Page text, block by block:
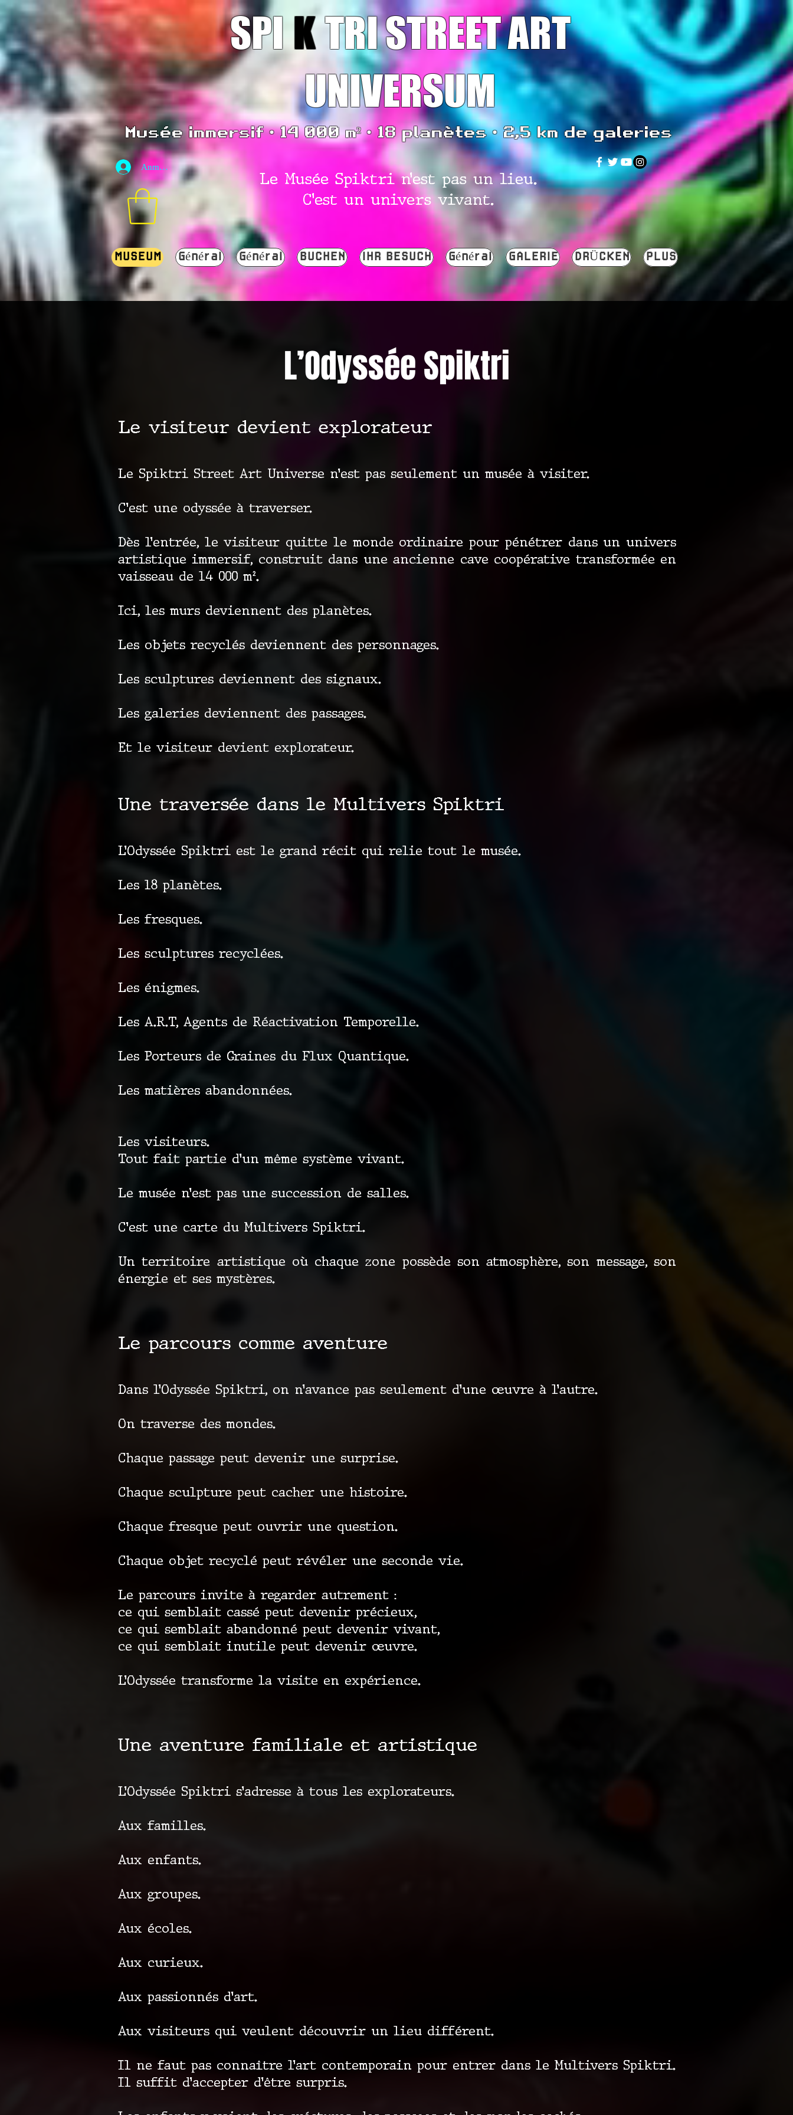
SPI KTRI STREET ART
UNIVERSUM
Musée immersif • 14 000 m² • 18 planètes • 2,5 km de galeries
Anmelden
Le Musée Spiktri n’est pas un lieu.
C’est un univers vivant.
MUSEUM Général Général BUCHEN IHR BESUCH Général GALERIE DRÜCKEN PLUS
L’Odyssée Spiktri
Le visiteur devient explorateur
Le Spiktri Street Art Universe n’est pas seulement un musée à visiter.
C’est une odyssée à traverser.
Dès l’entrée, le visiteur quitte le monde ordinaire pour pénétrer dans un univers
artistique immersif, construit dans une ancienne cave coopérative transformée en
vaisseau de 14 000 m².
Ici, les murs deviennent des planètes.
Les objets recyclés deviennent des personnages.
Les sculptures deviennent des signaux.
Les galeries deviennent des passages.
Et le visiteur devient explorateur.
Une traversée dans le Multivers Spiktri
L’Odyssée Spiktri est le grand récit qui relie tout le musée.
Les 18 planètes.
Les fresques.
Les sculptures recyclées.
Les énigmes.
Les A.R.T, Agents de Réactivation Temporelle.
Les Porteurs de Graines du Flux Quantique.
Les matières abandonnées.
Les visiteurs.
Tout fait partie d’un même système vivant.
Le musée n’est pas une succession de salles.
C’est une carte du Multivers Spiktri.
Un territoire artistique où chaque zone possède son atmosphère, son message, son
énergie et ses mystères.
Le parcours comme aventure
Dans l’Odyssée Spiktri, on n’avance pas seulement d’une œuvre à l’autre.
On traverse des mondes.
Chaque passage peut devenir une surprise.
Chaque sculpture peut cacher une histoire.
Chaque fresque peut ouvrir une question.
Chaque objet recyclé peut révéler une seconde vie.
Le parcours invite à regarder autrement :
ce qui semblait cassé peut devenir précieux,
ce qui semblait abandonné peut devenir vivant,
ce qui semblait inutile peut devenir œuvre.
L’Odyssée transforme la visite en expérience.
Une aventure familiale et artistique
L’Odyssée Spiktri s’adresse à tous les explorateurs.
Aux familles.
Aux enfants.
Aux groupes.
Aux écoles.
Aux curieux.
Aux passionnés d’art.
Aux visiteurs qui veulent découvrir un lieu différent.
Il ne faut pas connaître l’art contemporain pour entrer dans le Multivers Spiktri.
Il suffit d’accepter d’être surpris.